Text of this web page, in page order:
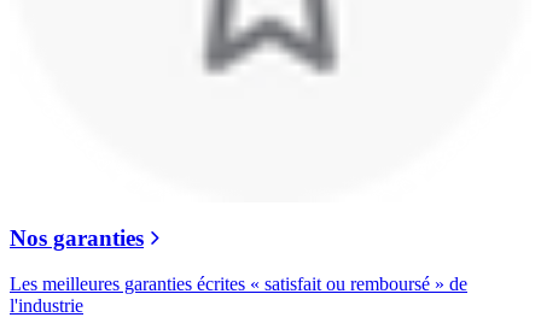
Nos garanties
Les meilleures garanties écrites « satisfait ou remboursé » de
l'industrie